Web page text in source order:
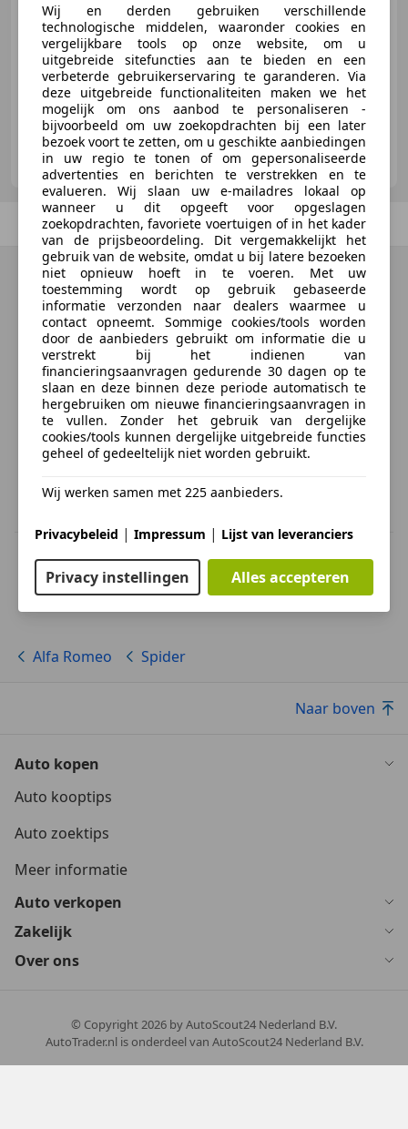
05/2004 109.216 km Benzine 121 kW (165 PK)
Hartog Autostudio B.V.
NL-4004 JV TIEL
Vorige 1/1 Volgende
Specificatie van de fabrikant voor nieuwe voertuigen. Afhankelijk van de
kilometerstand, het rijgedrag, de leeftijd van de batterij en het
Alfa Romeo Spider
Naar boven
Auto kopen
Auto kooptips
Auto zoektips
Meer informatie
Auto verkopen
Zakelijk
Over ons
© Copyright2026 by AutoScout24 Nederland B.V.
AutoTrader.nl is onderdeel van AutoScout24 Nederland B.V.
Wij en derden gebruiken verschillende
technologische middelen, waaronder cookies en
vergelijkbare tools op onze website, om u
uitgebreide sitefuncties aan te bieden en een
verbeterde gebruikerservaring te garanderen. Via
deze uitgebreide functionaliteiten maken we het
mogelijk om ons aanbod te personaliseren -
bijvoorbeeld om uw zoekopdrachten bij een later
bezoek voort te zetten, om u geschikte aanbiedingen
in uw regio te tonen of om gepersonaliseerde
advertenties en berichten te verstrekken en te
evalueren. Wij slaan uw e-mailadres lokaal op
wanneer u dit opgeeft voor opgeslagen
zoekopdrachten, favoriete voertuigen of in het kader
van de prijsbeoordeling. Dit vergemakkelijkt het
gebruik van de website, omdat u bij latere bezoeken
niet opnieuw hoeft in te voeren. Met uw
toestemming wordt op gebruik gebaseerde
informatie verzonden naar dealers waarmee u
contact opneemt. Sommige cookies/tools worden
door de aanbieders gebruikt om informatie die u
verstrekt bij het indienen van
financieringsaanvragen gedurende 30 dagen op te
slaan en deze binnen deze periode automatisch te
hergebruiken om nieuwe financieringsaanvragen in
te vullen. Zonder het gebruik van dergelijke
cookies/tools kunnen dergelijke uitgebreide functies
geheel of gedeeltelijk niet worden gebruikt.
Wij werken samen met 225 aanbieders.
Privacybeleid | Impressum | Lijst van leveranciers
Privacy instellingen Alles accepteren